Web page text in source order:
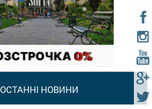
ОСТАННІ НОВИНИ